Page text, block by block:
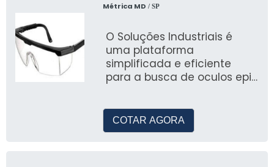
Métrica MD / SP
O Soluções Industriais é
uma plataforma
simplificada e eficiente
para a busca de oculos epi
COTAR AGORA